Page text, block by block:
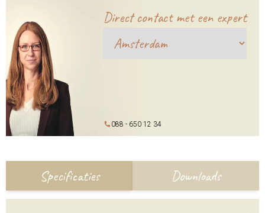
Direct contact met een expert
088 - 650 12 34
Specificaties Downloads